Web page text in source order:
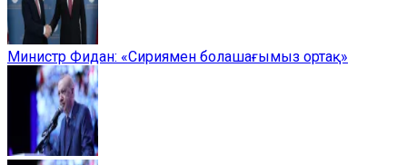
Министр Фидан: «Сириямен болашағымыз ортақ»